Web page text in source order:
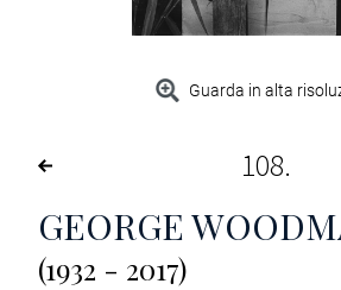
Guarda in alta
108
GEORGE
(1932 - 2017)